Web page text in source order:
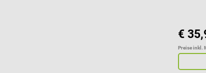
€
Preise inkl.